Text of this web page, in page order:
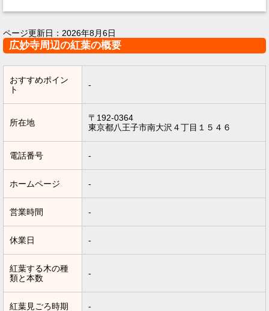
ページ更新日： 2026年8月6日
広妙寺周辺の紅葉の概要
おすすめポイン
ト
-
所在地
〒192-0364
東京都八王子市南大沢４丁目１５４６
電話番号 -
ホームページ -
営業時間 -
休業日 -
紅葉する木の種
類と本数
-
紅葉見ごろ時期 -